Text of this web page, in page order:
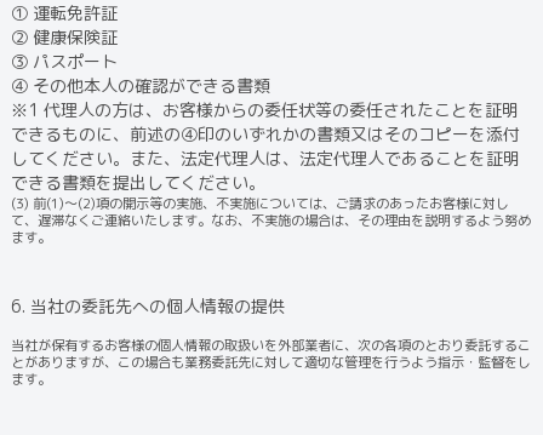
① 運転免許証
② 健康保険証
③ パスポート
④ その他本人の確認ができる書類
※1 代理人の方は、お客様からの委任状等の委任されたことを証明
できるものに、前述の④印のいずれかの書類又はそのコピーを添付
してください。また、法定代理人は、法定代理人であることを証明
できる書類を提出してください。
(3) 前(1)～(2)項の開示等の実施、不実施については、ご請求のあったお客様に対し
て、遅滞なくご連絡いたします。なお、不実施の場合は、その理由を説明するよう努め
ます。
6. 当社の委託先への個人情報の提供
当社が保有するお客様の個人情報の取扱いを外部業者に、次の各項のとおり委託するこ
とがありますが、この場合も業務委託先に対して適切な管理を行うよう指示・監督をし
ます。